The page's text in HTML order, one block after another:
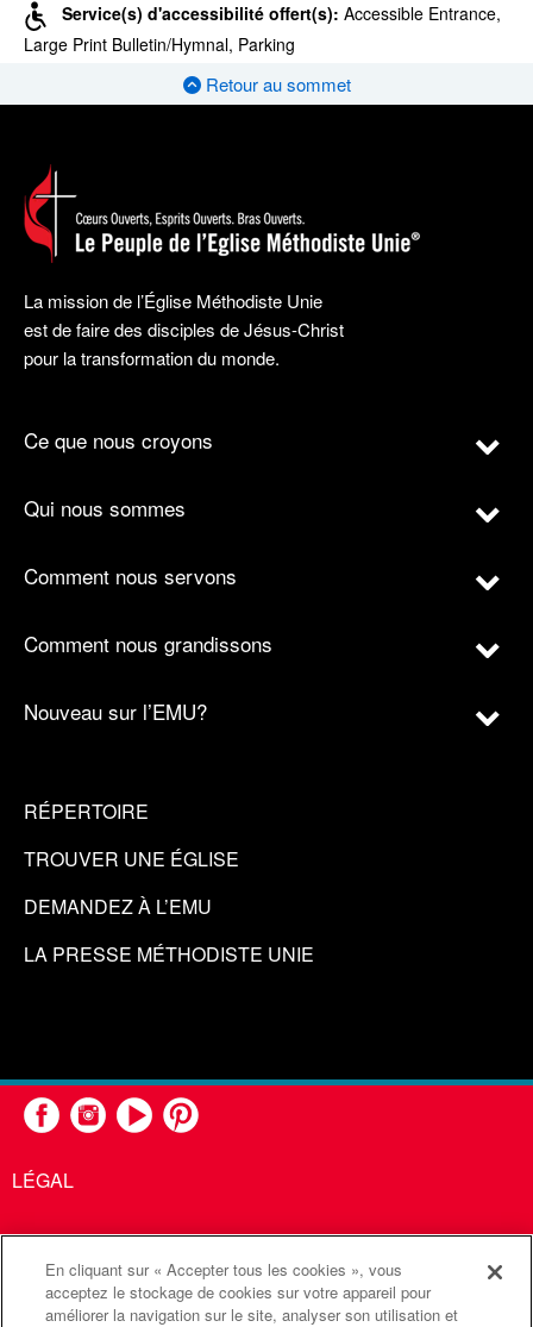
Service(s) d'accessibilité offert(s): Accessible Entrance,
Large Print Bulletin/Hymnal, Parking
Retour au sommet
La mission de l’Église Méthodiste Unie
est de faire des disciples de Jésus-Christ
pour la transformation du monde.
Ce que nous croyons
Qui nous sommes
Comment nous servons
Comment nous grandissons
Nouveau sur l’EMU?
RÉPERTOIRE
TROUVER UNE ÉGLISE
DEMANDEZ À L’EMU
LA PRESSE MÉTHODISTE UNIE
LÉGAL
United Methodist Communications est une agence de l'Église
Méthodiste Unie
En cliquant sur « Accepter tous les cookies », vous
acceptez le stockage de cookies sur votre appareil pour
améliorer la navigation sur le site, analyser son utilisation et